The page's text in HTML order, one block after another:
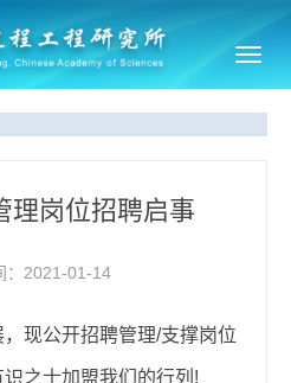
理岗位招聘启事
：2021-01-14
现公开招聘管理/支撑岗位
之士加盟我们的行列!